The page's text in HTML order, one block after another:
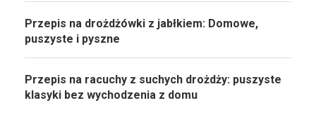
Przepis na drożdżówki z jabłkiem: Domowe,
puszyste i pyszne
Przepis na racuchy z suchych drożdży: puszyste
klasyki bez wychodzenia z domu